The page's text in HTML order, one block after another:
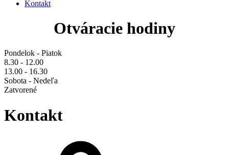
Kontakt
Otváracie hodiny
Pondelok - Piatok
8.30 - 12.00
13.00 - 16.30
Sobota - Nedeľa
Zatvorené
Kontakt